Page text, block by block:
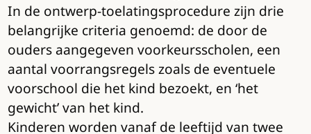
In de ontwerp-toelatingsprocedure zijn drie
belangrijke criteria genoemd: de door de
ouders aangegeven voorkeursscholen, een
aantal voorrangsregels zoals de eventuele
voorschool die het kind bezoekt, en ‘het
gewicht’ van het kind.
Kinderen worden vanaf de leeftijd van twee